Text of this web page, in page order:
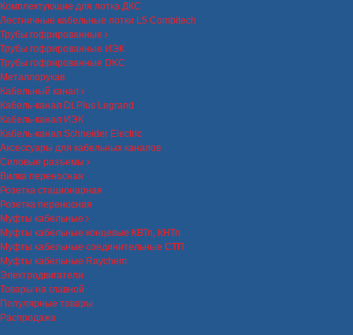
Комплектующие для лотка ДКС
Лестничные кабельные лотки L5 Combitech
Трубы гофрированные
Трубы гофрированные ИЭК
Трубы гофрированные DKC
Металлорукав
Кабельный канал
Кабель-канал DLPlus Legrand
Кабель-канал ИЭК
Кабель-канал Schneider Electric
Аксессуары для кабельных каналов
Силовые разъемы
Вилка переносная
Розетка стационарная
Розетка переносная
Муфты кабельные
Муфты кабельные концевые КВТп, КНТп
Муфты кабельные соединительные СТП
Муфты кабельные Raychem
Электродвигатели
Товары на главной
Популярные товары
Распродажа